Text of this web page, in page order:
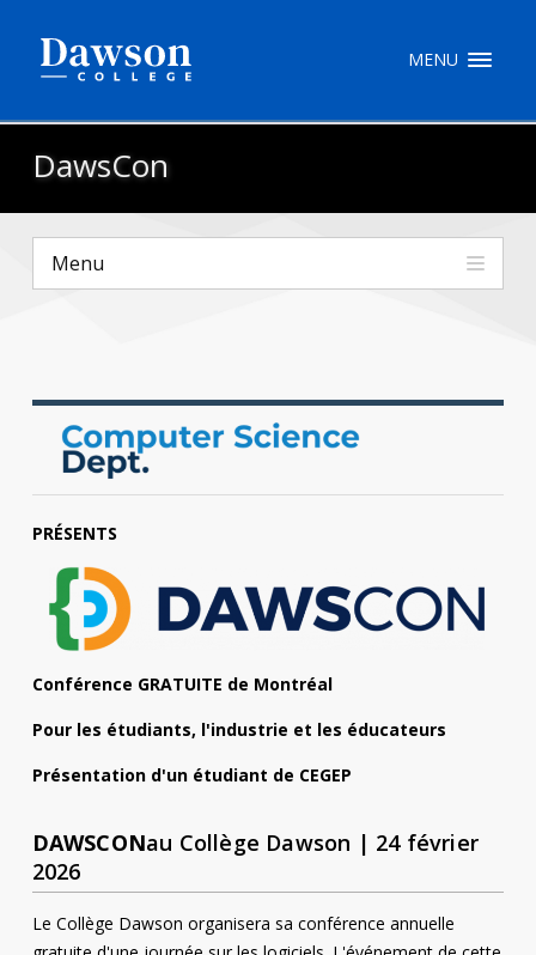
MENU
DawsCon
Menu
PRÉSENTS
Conférence GRATUITE de Montréal
Pour les étudiants, l'industrie et les éducateurs
Présentation d'un étudiant de CEGEP
DAWSCONau Collège Dawson | 24 février
2026
Le Collège Dawson organisera sa conférence annuelle
EN
Comment postuler
Informations
Menu principal
Qui vous êtes